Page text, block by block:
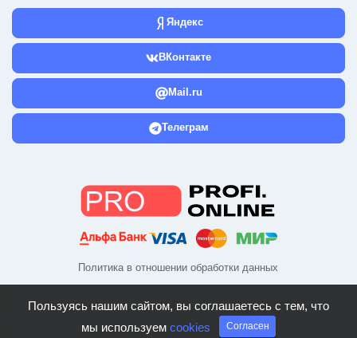
Политика в отношении обработки данных
Яндекс
ВКонтакте
Mail.ru
Телеграм
Пользуясь нашим сайтом, вы соглашаетесь с тем, что
мы используем cookies Согласен